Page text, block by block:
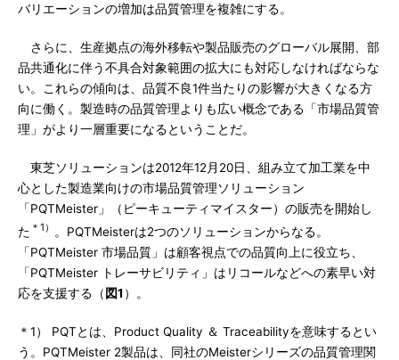
バリエーションの増加は品質管理を複雑にする。
さらに、生産拠点の海外移転や製品販売のグローバル展開、部
品共通化に伴う不具合対象範囲の拡大にも対応しなければならな
い。これらの傾向は、品質不良1件当たりの影響が大きくなる方
向に働く。製造時の品質管理よりも広い概念である「市場品質管
理」がより一層重要になるということだ。
東芝ソリューションは2012年12月20日、組み立て加工業を中
心とした製造業向けの市場品質管理ソリューション
「PQTMeister」（ピーキューティマイスター）の販売を開始し
た ＊1）
。PQTMeisterは2つのソリューションからなる。
「PQTMeister 市場品質」は顧客視点での品質向上に役立ち、
「PQTMeister トレーサビリティ」はリコールなどへの素早い対
応を支援する（図1 ）。
＊1） PQTとは、Product Quality ＆ Traceabilityを意味するとい
う。PQTMeister 2製品は、同社のMeisterシリーズの品質管理関